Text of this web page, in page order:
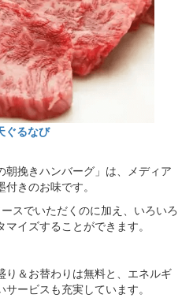
ぐるなび
朝挽きハンバーグ」は、メディア
きのお味です。
スでいただくのに加え、いろいろ
イズすることができます。
り＆お替わりは無料と、エネルギ
ービスも充実しています。